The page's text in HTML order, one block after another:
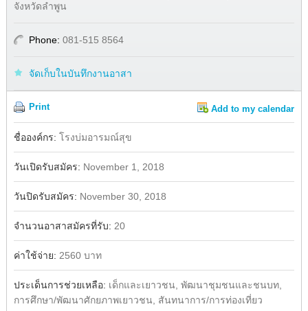
จังหวัดลำพูน
Phone: 081-515 8564
จัดเก็บในบันทึกงานอาสา
Print Add to my calendar
Facebook
ชื่อองค์กร: โรงบ่มอารมณ์สุข
วันเปิดรับสมัคร: November 1, 2018
วันปิดรับสมัคร: November 30, 2018
จำนวนอาสาสมัครที่รับ: 20
ค่าใช้จ่าย: 2560 บาท
ประเด็นการช่วยเหลือ: เด็กและเยาวชน, พัฒนาชุมชนและชนบท,
การศึกษา/พัฒนาศักยภาพเยาวชน, สันทนาการ/การท่องเที่ยว